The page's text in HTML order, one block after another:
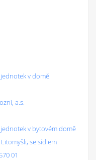
v domě
a.s.
v bytovém domě
se sídlem
01